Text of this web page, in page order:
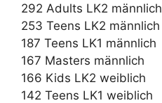
292 Adults LK2 männlich
253 Teens LK2 männlich
187 Teens LK1 männlich
167 Masters männlich
166 Kids LK2 weiblich
142 Teens LK1 weiblich